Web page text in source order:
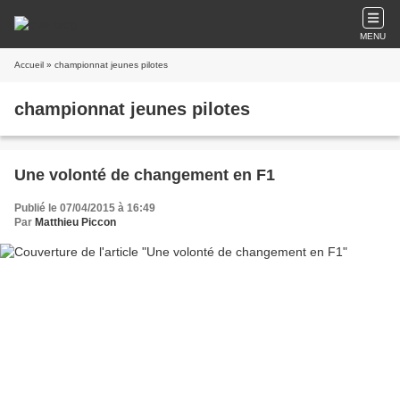
MENU
Accueil » championnat jeunes pilotes
championnat jeunes pilotes
Une volonté de changement en F1
Publié le 07/04/2015 à 16:49
Par Matthieu Piccon